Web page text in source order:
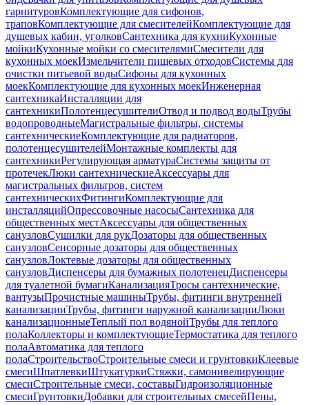
гарнитуровКомплектующие для сифонов,
траповКомплектующие для смесителейКомплектующие для
душевых кабин, уголковСантехника для кухниКухонные
мойкиКухонные мойки со смесителямиСмесители для
кухонных моекИзмельчители пищевых отходовСистемы для
очистки питьевой водыСифоны для кухонных
моекКомплектующие для кухонных моекИнженерная
сантехникаИнсталляции для
сантехникиПолотенцесушителиОтвод и подвод водыТрубы
водопроводныеМагистральные фильтры, системы
сантехническиеКомплектующие для радиаторов,
полотенцесушителейМонтажные комплекты для
сантехникиРегулирующая арматураСистемы защиты от
протечекЛюки сантехническиеАксессуары для
магистральных фильтров, систем
сантехническихФитингиКомплектующие для
инсталляцийОпрессовочные насосыСантехника для
общественных местАксессуары для общественных
санузловСушилки для рукДозаторы для общественных
санузловСенсорные дозаторы для общественных
санузловЛоктевые дозаторы для общественных
санузловДиспенсеры для бумажных полотенецДиспенсеры
для туалетной бумагиКанализацияТросы сантехнические,
вантузыПрочистные машиныТрубы, фитинги внутренней
канализацииТрубы, фитинги наружной канализацииЛюки
канализационныеТеплый пол водянойТрубы для теплого
полаКоллекторы и комплектующиеТермостатика для теплого
полаАвтоматика для теплого
полаСтроительствоСтроительные смеси и грунтовкиКлеевые
смесиШпатлевкиШтукатуркиСтяжки, самонивелирующие
смесиСтроительные смеси, составыГидроизоляционные
смесиГрунтовкиДобавки для строительных смесейПены,